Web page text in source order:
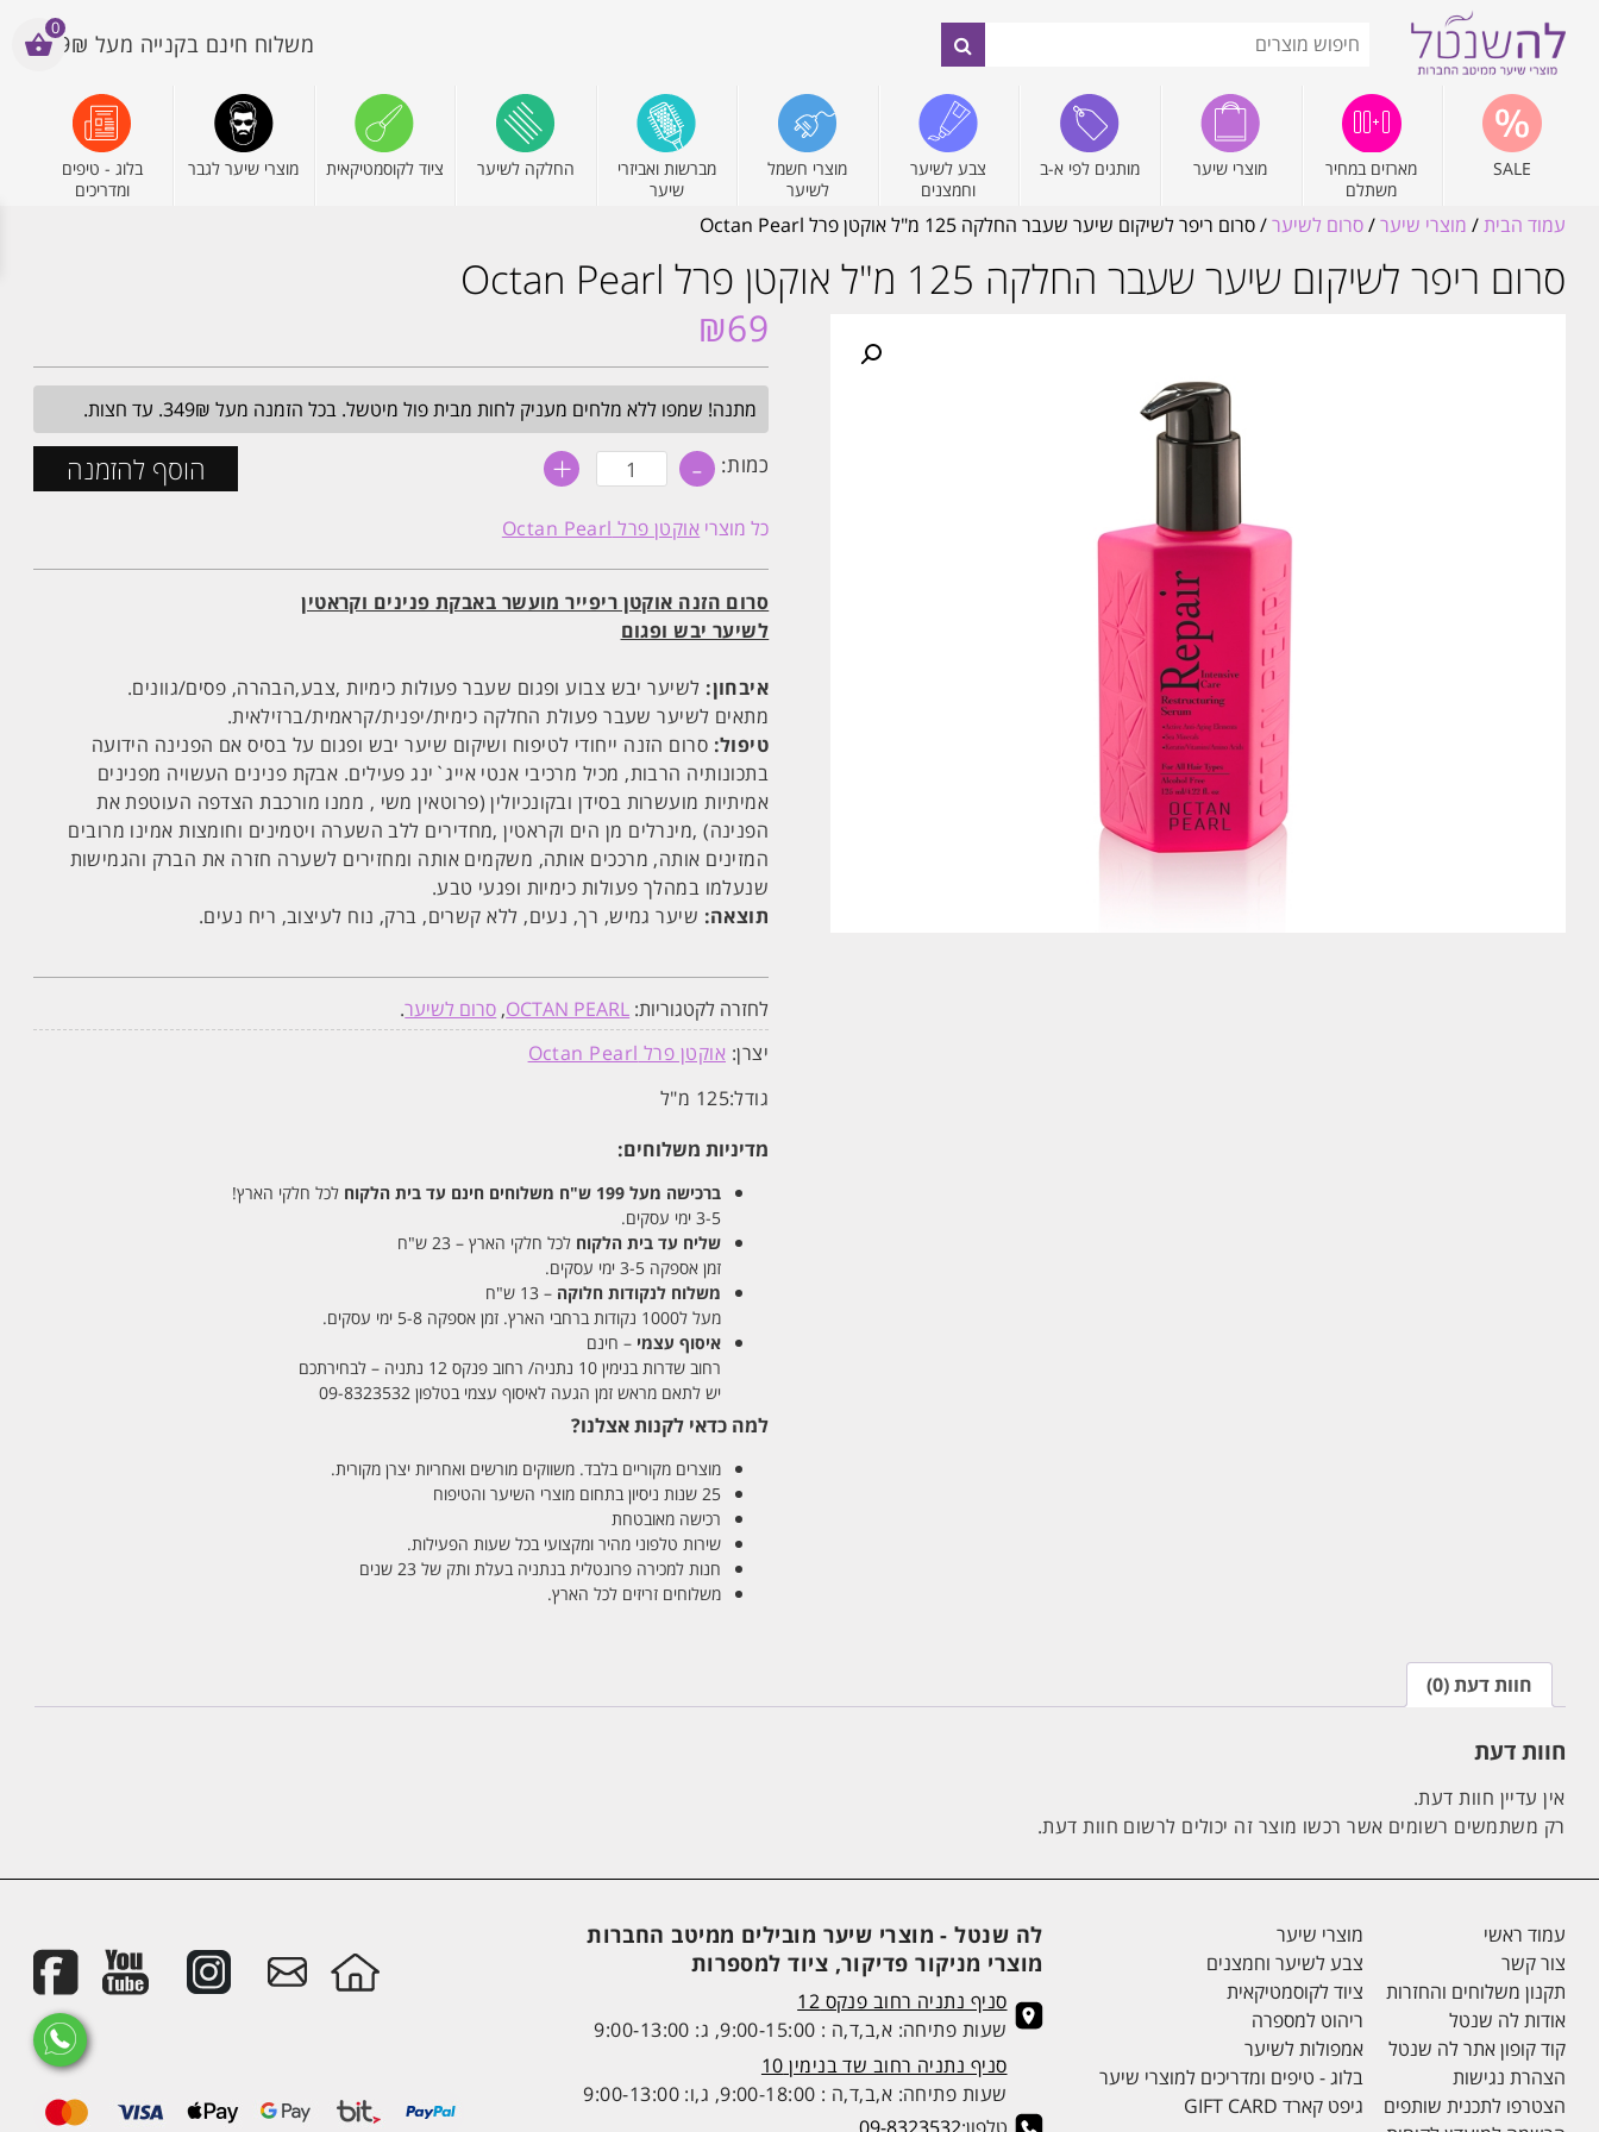
משלוח חינם בקנייה מעל 199₪
SALE
מארזים במחיר
משתלם
מוצרי שיער מותגים לפי א-ב
צבע לשיער
וחמצנים
מוצרי חשמל
לשיער
מברשות ואביזרי
שיער
החלקה לשיער ציוד לקוסמטיקאית מוצרי שיער לגבר
בלוג - טיפים
ומדריכים
עמוד הבית/ מוצרי שיער/סרום לשיער/ סרום ריפר לשיקום שיער שעבר החלקה 125 מ"ל אוקטן פרל Octan Pearl
סרום ריפר לשיקום שיער שעבר החלקה 125 מ"ל אוקטן פרל Octan Pearl
₪69
מתנה! שמפו ללא מלחים מעניק לחות מבית פול מיטשל. בכל הזמנה מעל 349₪. עד חצות.
כמות: - כמות
של
ריפר
לשיקום
שעבר
החלקה
125
מ"ל
Octan
Pearl
+ הוסף להזמנה
כל מוצרי אוקטן פרל Octan Pearl
סרום הזנה אוקטן ריפייר מועשר באבקת פנינים וקראטין
לשיער יבש ופגום
איבחון: לשיער יבש צבוע ופגום שעבר פעולות כימיות ,צבע,הבהרה, פסים/גוונים.
מתאים לשיער שעבר פעולת החלקה כימית/יפנית/קראמית/ברזילאית.
טיפול: סרום הזנה ייחודי לטיפוח ושיקום שיער יבש ופגום על בסיס אם הפנינה הידועה
בתכונותיה הרבות, מכיל מרכיבי אנטי אייג`ינג פעילים. אבקת פנינים העשויה מפנינים
אמיתיות מועשרות בסידן ובקונכיולין (פרוטאין משי , ממנו מורכבת הצדפה העוטפת את
הפנינה) ,מינרלים מן הים וקראטין ,מחדירים ללב השערה ויטמינים וחומצות אמינו מרובים
המזינים אותה, מרככים אותה, משקמים אותה ומחזירים לשערה חזרה את הברק והגמישות
שנעלמו במהלך פעולות כימיות ופגעי טבע.
תוצאה: שיער גמיש, רך, נעים, ללא קשרים, ברק, נוח לעיצוב, ריח נעים.
לחזרה לקטגוריות: OCTAN PEARL
, סרום לשיער.
יצרן: אוקטן פרל Octan Pearl
גודל:125 מ"ל
מדיניות משלוחים:
ברכישה מעל 199 ש"ח משלוחים חינם עד בית הלקוח לכל חלקי הארץ!
3-5 ימי עסקים.
שליח עד בית הלקוח לכל חלקי הארץ – 23 ש"ח
זמן אספקה 3-5 ימי עסקים.
משלוח לנקודות חלוקה – 13 ש"ח
מעל ל1000 נקודות ברחבי הארץ. זמן אספקה 5-8 ימי עסקים.
איסוף עצמי – חינם
רחוב שדרות בנימין 10 נתניה/ רחוב פנקס 12 נתניה – לבחירתכם
יש לתאם מראש זמן הגעה לאיסוף עצמי בטלפון 09-8323532
למה כדאי לקנות אצלנו?
מוצרים מקוריים בלבד. משווקים מורשים ואחריות יצרן מקורית.
25 שנות ניסיון בתחום מוצרי השיער והטיפוח
רכישה מאובטחת
שירות טלפוני מהיר ומקצועי בכל שעות הפעילות.
חנות למכירה פרונטלית בנתניה בעלת ותק של 23 שנים
משלוחים זריזים לכל הארץ.
חוות דעת (0)
חוות דעת
אין עדיין חוות דעת.
רק משתמשים רשומים אשר רכשו מוצר זה יכולים לרשום חוות דעת.
עמוד ראשי
צור קשר
תקנון משלוחים והחזרות
אודות לה שנטל
קוד קופון אתר לה שנטל
הצהרת נגישות
הצטרפו לתכנית שותפים
מוצרי שיער
צבע לשיער וחמצנים
ציוד לקוסמטיקאית
ריהוט למספרה
אמפולות לשיער
בלוג - טיפים ומדריכים למוצרי שיער
גיפט קארד GIFT CARD
לה שנטל - מוצרי שיער מובילים ממיטב החברות
מוצרי מניקור פדיקור, ציוד למספרות
סניף נתניה רחוב פנקס 12
שעות פתיחה: א,ב,ד,ה : 9:00-15:00, ג: 9:00-13:00
סניף נתניה רחוב שד בנימין 10
שעות פתיחה: א,ב,ד,ה : 9:00-18:00, ג,ו: 9:00-13:00
0